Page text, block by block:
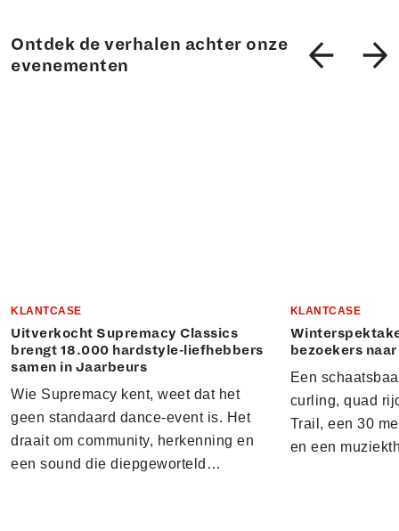
Ontdek de verhalen achter onze
evenementen
KLANTCASE
Uitverkocht Supremacy Classics
brengt 18.000 hardstyle-liefhebbers
samen in Jaarbeurs
Wie Supremacy kent, weet dat het
geen standaard dance-event is. Het
draait om community, herkenning en
een sound die diepgeworteld…
KLANTCASE
bezoekers
Een
curling, quad
Trail, een 30
en een